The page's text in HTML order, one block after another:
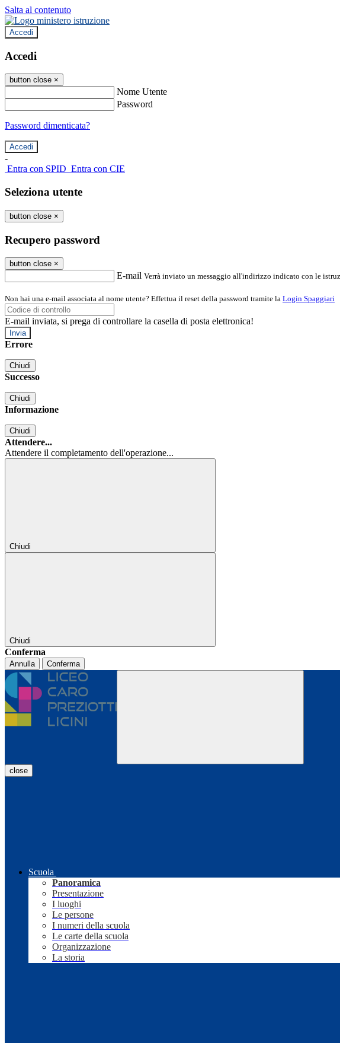
Salta al contenuto
Accedi
Accedi
button close ×
Nome Utente
Password
Password dimenticata?
-
Entra con SPID Entra con CIE
Seleziona utente
button close ×
Recupero password
button close ×
E-mail Verrà inviato un messaggio all'indirizzo indicato con le
Non hai una e-mail associata al nome utente? Effettua il reset della password tramite la Login Spaggiari
E-mail inviata, si prega di controllare la casella di posta elettronica!
Errore
Chiudi
Successo
Chiudi
Informazione
Chiudi
Attendere...
Attendere il completamento dell'operazione...
Chiudi
Chiudi
Conferma
Annulla Conferma
close
Scuola
Panoramica
Presentazione
I luoghi
Le persone
I numeri della scuola
Le carte della scuola
Organizzazione
La storia